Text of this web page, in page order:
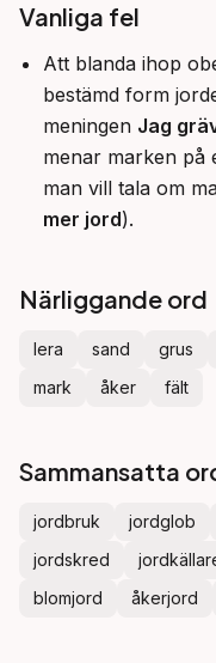
Vanliga fel
Att blanda ihop
bestämd form
meningen Jag
menar marken på
man vill tala om
mer jord).
Närliggande ord
lera sand grus
mark
åker fält
Sammansatta
jordbruk jordglob
jordskred
blomjord
åkerjord